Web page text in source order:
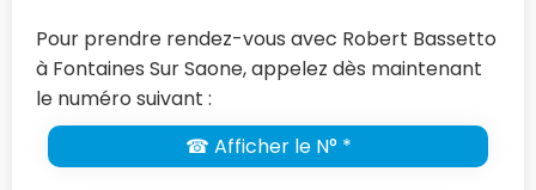
Pour prendre rendez-vous avec Robert Bassetto
à Fontaines Sur Saone, appelez dès maintenant
le numéro suivant :
☎ Afficher le N° *